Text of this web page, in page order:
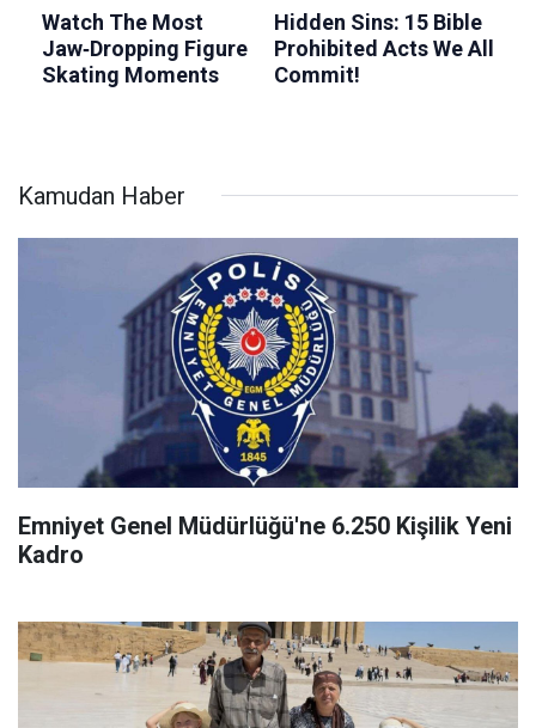
Kamudan Haber
Emniyet Genel Müdürlüğü'ne 6.250 Kişilik Yeni
Kadro